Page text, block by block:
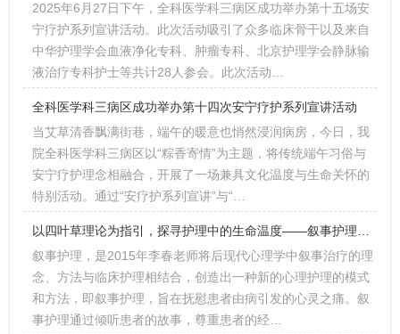
2025年6月27日下午，全科医学科三病区成功举办第十五场安
宁疗护系列宣讲活动。此次活动吸引了众多临床骨干以及来自
中华护理学会血液净化专科、肿瘤专科、北京护理学会静脉输
液治疗专科护士等共计28人参会。此次活动…
全科医学科三病区成功举办第十四次安宁疗护系列宣讲活动
当艾草清香飘满街巷，端午的暖意也悄然浸润病房，今日，我
院全科医学科三病区以“粽香寄情”为主题，将传统端午习俗与
安宁疗护理念相融合，开展了一场兼具文化温度与生命关怀的
特别活动。通过“安疗护系列宣讲”与“…
叙事护理，是2015年李春老师将后现代心理学中叙事治疗的理
念、方法与临床护理相结合，创造出一种新的心理护理的模式
和方法，即叙事护理，旨在抚慰患者由病引发的心灵之痛。叙
事护理通过倾听患者的故事，尊重患者的经…